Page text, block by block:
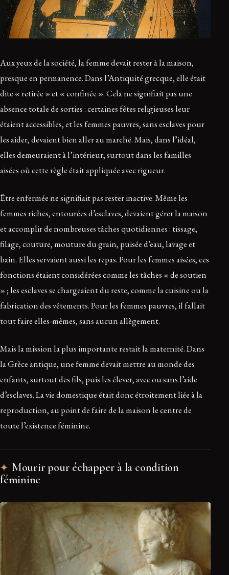
Aux yeux de la société, la femme devait rester à la maison,
presque en permanence. Dans l’Antiquité grecque, elle était
dite « retirée » et « confinée ». Cela ne signifiait pas une
absence totale de sorties : certaines fêtes religieuses leur
étaient accessibles, et les femmes pauvres, sans esclaves pour
les aider, devaient bien aller au marché. Mais, dans l’idéal,
elles demeuraient à l’intérieur, surtout dans les familles
aisées où cette règle était appliquée avec rigueur.
Être enfermée ne signifiait pas rester inactive. Même les
femmes riches, entourées d’esclaves, devaient gérer la maison
et accomplir de nombreuses tâches quotidiennes : tissage,
filage, couture, mouture du grain, puisée d’eau, lavage et
bain. Elles servaient aussi les repas. Pour les femmes aisées, ces
fonctions étaient considérées comme les tâches « de soutien
» ; les esclaves se chargeaient du reste, comme la cuisine ou la
fabrication des vêtements. Pour les femmes pauvres, il fallait
tout faire elles-mêmes, sans aucun allègement.
Mais la mission la plus importante restait la maternité. Dans
la Grèce antique, une femme devait mettre au monde des
enfants, surtout des fils, puis les élever, avec ou sans l’aide
d’esclaves. La vie domestique était donc étroitement liée à la
reproduction, au point de faire de la maison le centre de
toute l’existence féminine.
Mourir pour échapper à la condition
féminine